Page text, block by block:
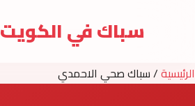
سباك في الكويت
الرئيسية/سباك صحي الاحمدي